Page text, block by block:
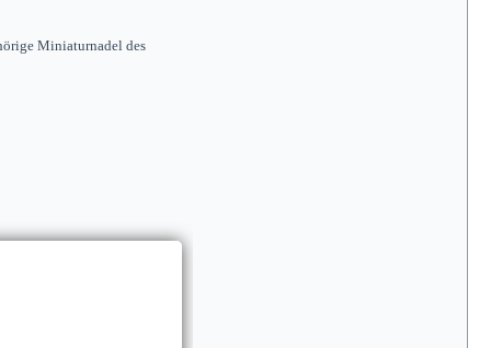
Miniaturnadel des